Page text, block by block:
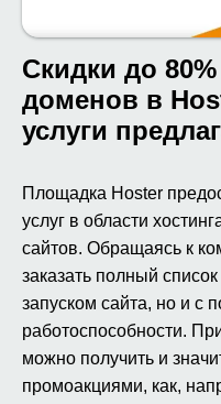
Скидки до
доменов в
услуги
Площадка Hoster
услуг в области
сайтов. Обращаясь к
заказать полный
запуском сайта, но и с
работоспособности.
можно получить и
промоакциями, как,